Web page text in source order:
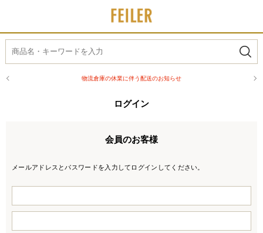
物流倉庫の休業に伴う配送のお知らせ
ログイン
会員のお客様
メールアドレスとパスワードを入力してログインしてください。